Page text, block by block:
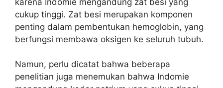
cukup tinggi. Zat besi merupakan komponen
penting dalam pembentukan hemoglobin, yang
berfungsi membawa oksigen ke seluruh tubuh.
Namun, perlu dicatat bahwa beberapa
penelitian juga menemukan bahwa Indomie